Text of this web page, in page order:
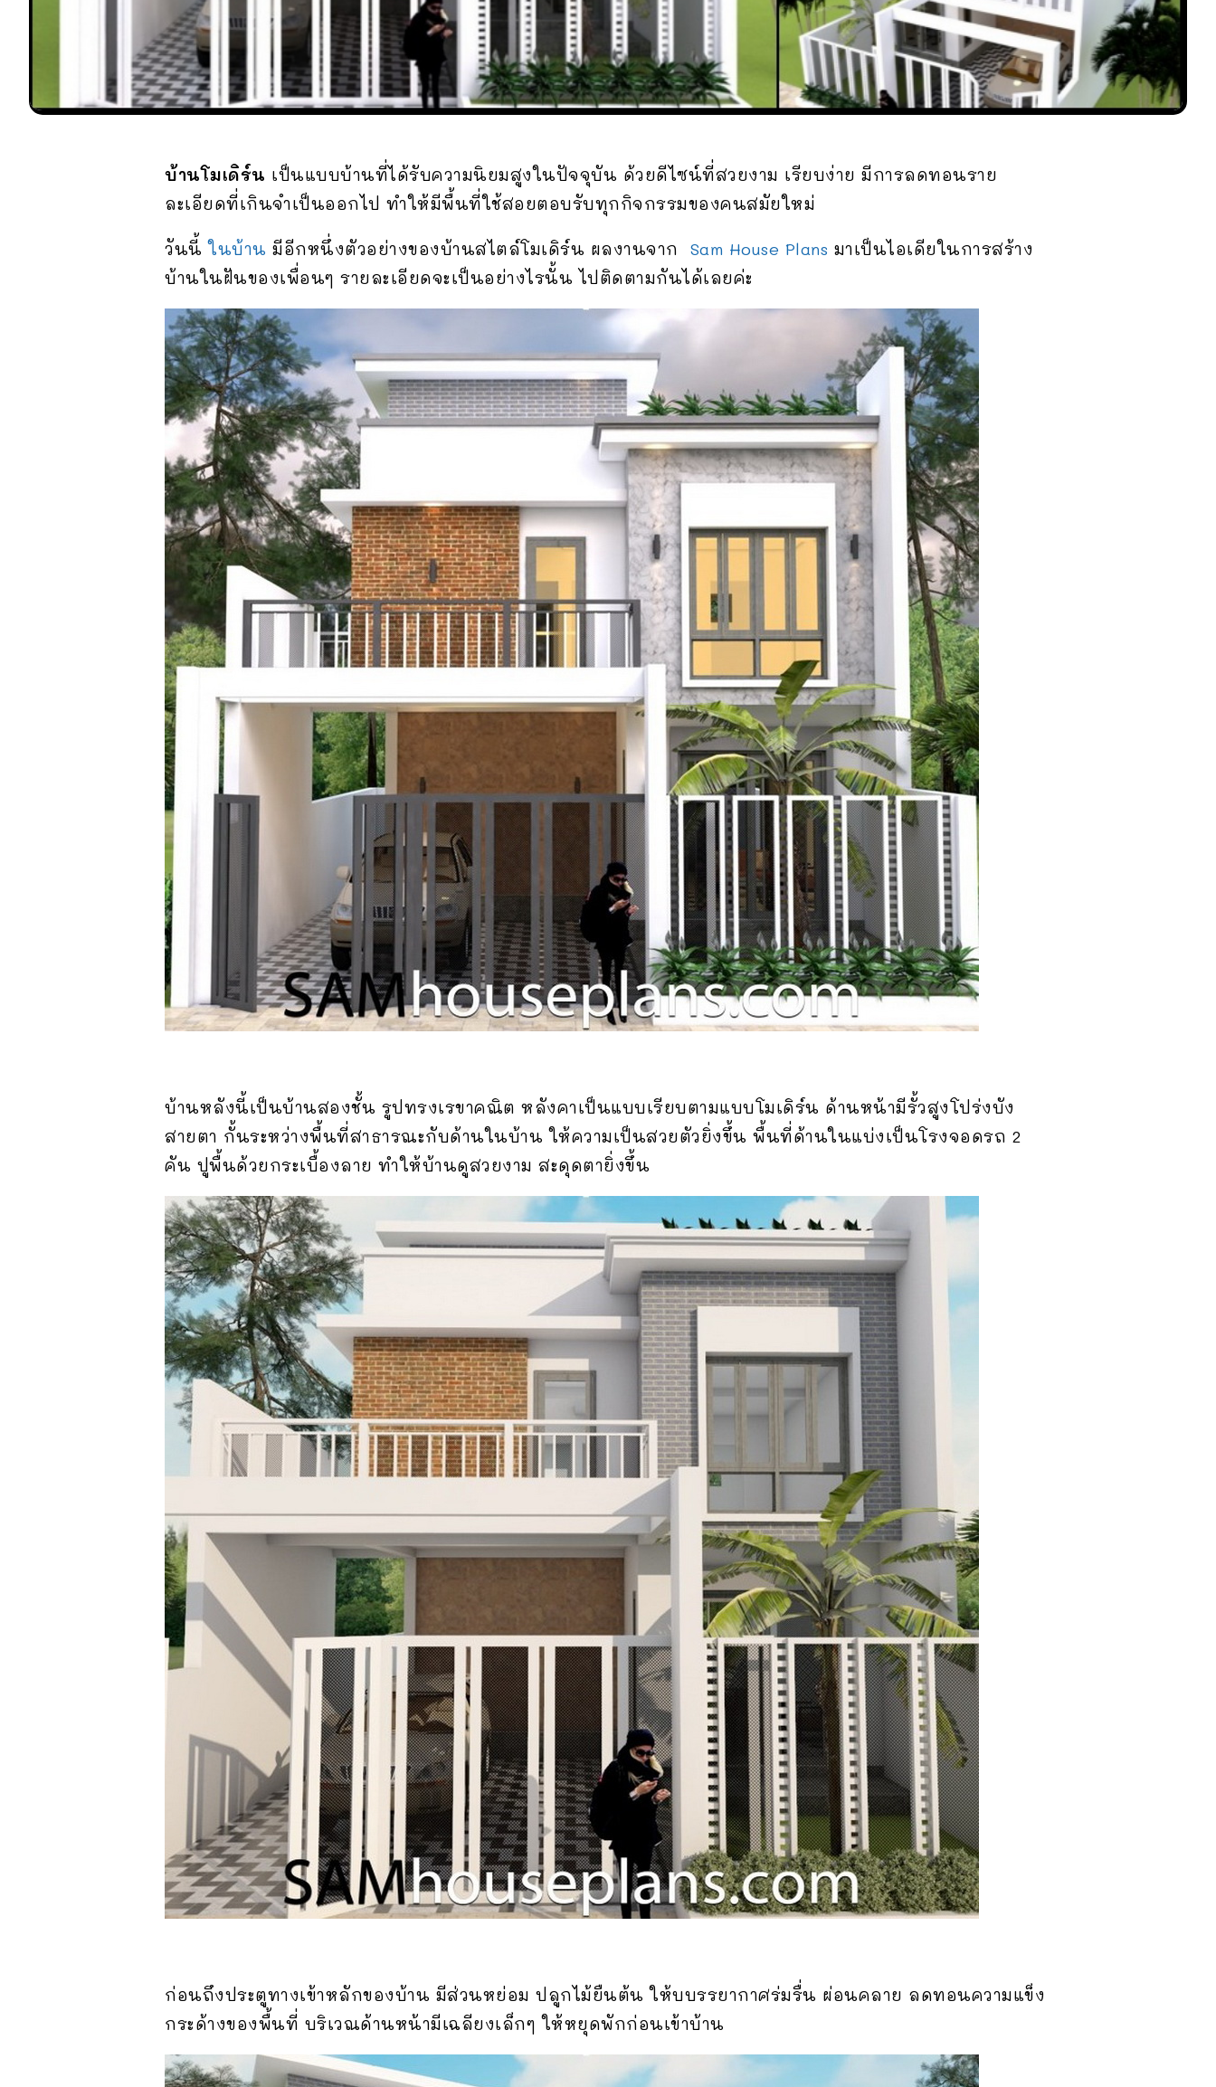
บ้านโมเดิร์น เป็นแบบบ้านที่ได้รับความนิยมสูงในปัจจุบัน ด้วยดีไซน์ที่สวยงาม เรียบง่าย มีการลดทอนราย
ละเอียดที่เกินจำเป็นออกไป ทำให้มีพื้นที่ใช้สอยตอบรับทุกกิจกรรมของคนสมัยใหม่
วันนี้ ในบ้าน มีอีกหนึ่งตัวอย่างของบ้านสไตล์โมเดิร์น ผลงานจาก Sam House Plans มาเป็นไอเดียในการสร้าง
บ้านในฝันของเพื่อนๆ รายละเอียดจะเป็นอย่างไรนั้น ไปติดตามกันได้เลยค่ะ
บ้านหลังนี้เป็นบ้านสองชั้น รูปทรงเรขาคณิต หลังคาเป็นแบบเรียบตามแบบโมเดิร์น ด้านหน้ามีรั้วสูงโปร่งบัง
สายตา กั้นระหว่างพื้นที่สาธารณะกับด้านในบ้าน ให้ความเป็นสวยตัวยิ่งขึ้น พื้นที่ด้านในแบ่งเป็นโรงจอดรถ 2
คัน ปูพื้นด้วยกระเบื้องลาย ทำให้บ้านดูสวยงาม สะดุดตายิ่งขึ้น
ก่อนถึงประตูทางเข้าหลักของบ้าน มีส่วนหย่อม ปลูกไม้ยืนต้น ให้บบรรยากาศร่มรื่น ผ่อนคลาย ลดทอนความแข็ง
กระด้างของพื้นที่ บริเวณด้านหน้ามีเฉลียงเล็กๆ ให้หยุดพักก่อนเข้าบ้าน